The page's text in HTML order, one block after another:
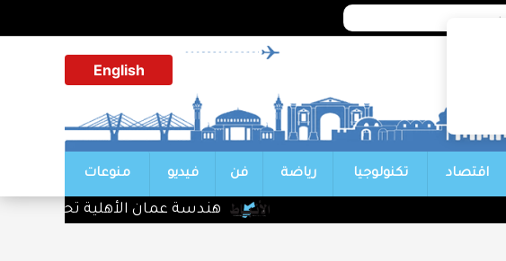
English
اقتصاد تكنولوجيا رياضة فن فيديو منوعات
هندسة عمان الأهلية تحصد المركز